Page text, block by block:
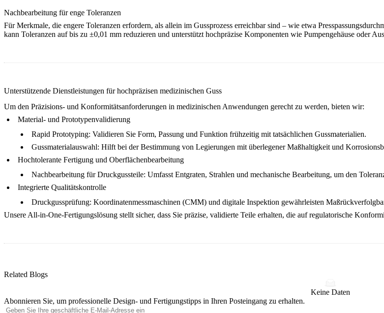
Nachbearbeitung für enge Toleranzen
Für Merkmale, die engere Toleranzen erfordern, als allein im Gussprozess erreichbar sind – wie etwa
kann Toleranzen auf bis zu ±0,01 mm reduzieren und unterstützt hochpräzise Komponenten wie Pumpengehäuse oder
Unterstützende Dienstleistungen für hochpräzisen medizinischen Guss
Um den Präzisions- und Konformitätsanforderungen in medizinischen Anwendungen gerecht zu werden, bieten wir:
Material- und Prototypenvalidierung
Rapid Prototyping: Validieren Sie Form, Passung und Funktion frühzeitig mit tatsächlichen Gussmaterialien.
Gussmaterialauswahl: Hilft bei der Bestimmung von Legierungen mit überlegener Maßhaltigkeit und
Hochtolerante Fertigung und Oberflächenbearbeitung
Nachbearbeitung für Druckgussteile: Umfasst Entgraten, Strahlen und mechanische Bearbeitung, um den
Integrierte Qualitätskontrolle
Druckgussprüfung: Koordinatenmessmaschinen (CMM) und digitale Inspektion gewährleisten
UnsereAll-in-One-Fertigungslösung stellt sicher, dass Sie präzise, validierte Teile erhalten, die auf regulatorische
Related Blogs
Keine Daten
Abonnieren Sie, um professionelle Design- und Fertigungstipps in Ihren Posteingang zu erhalten.